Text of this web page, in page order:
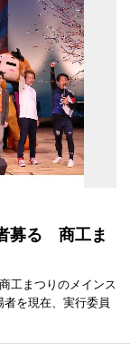
募る 商工ま
工まつりのメインス
を現在、実行委員